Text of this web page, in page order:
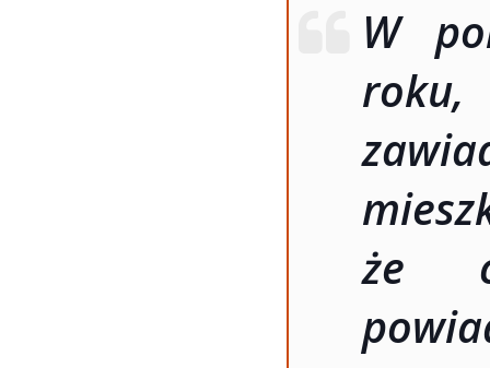
W
roku,
że